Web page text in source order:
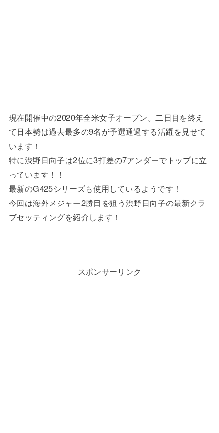
現在開催中の2020年全米女子オープン。二日目を終え
て日本勢は過去最多の9名が予選通過する活躍を見せて
います！
特に渋野日向子は2位に3打差の7アンダーでトップに立
っています！！
最新のG425シリーズも使用しているようです！
今回は海外メジャー2勝目を狙う渋野日向子の最新クラ
ブセッティングを紹介します！
スポンサーリンク